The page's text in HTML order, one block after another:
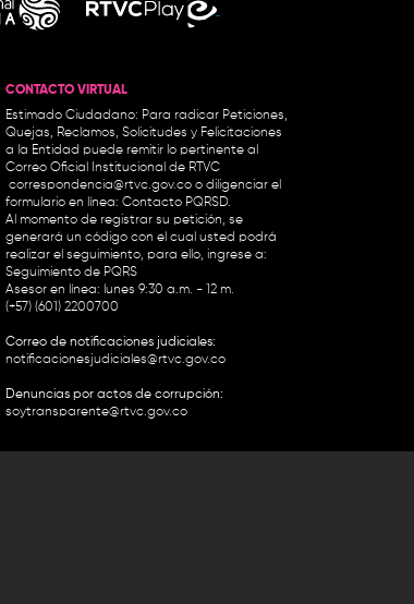
CONTACTO VIRTUAL
Estimado Ciudadano: Para radicar Peticiones,
Quejas, Reclamos, Solicitudes y Felicitaciones
a la Entidad puede remitir lo pertinente al
Correo Oficial Institucional de RTVC
correspondencia@rtvc.gov.co o diligenciar el
formulario en línea: Contacto PQRSD.
Al momento de registrar su petición, se
generará un código con el cual usted podrá
realizar el seguimiento, para ello, ingrese a:
Seguimiento de PQRS
Asesor en línea: lunes 9:30 a.m. - 12 m.
(+57) (601) 2200700
Correo de notificaciones judiciales:
notificacionesjudiciales@rtvc.gov.co
Denuncias por actos de corrupción:
soytransparente@rtvc.gov.co